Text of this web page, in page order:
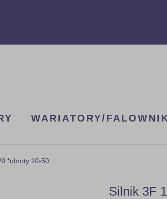
WARIATORY/
*obroty 10-50
Silnik 3F